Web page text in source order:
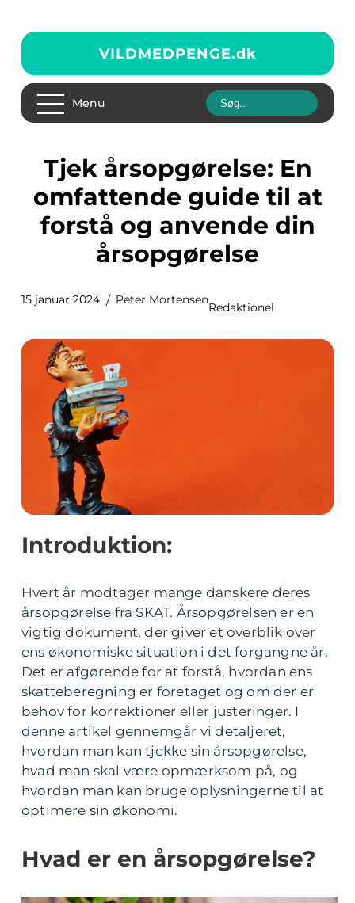
VILDMEDPENGE.dk
Menu
Tjek årsopgørelse: En
omfattende guide til at
forstå og anvende din
årsopgørelse
15 januar 2024 Peter Mortensen
Redaktionel
Introduktion:
Hvert år modtager mange danskere deres
årsopgørelse fra SKAT. Årsopgørelsen er en
vigtig dokument, der giver et overblik over
ens økonomiske situation i det forgangne år.
Det er afgørende for at forstå, hvordan ens
skatteberegning er foretaget og om der er
behov for korrektioner eller justeringer. I
denne artikel gennemgår vi detaljeret,
hvordan man kan tjekke sin årsopgørelse,
hvad man skal være opmærksom på, og
hvordan man kan bruge oplysningerne til at
optimere sin økonomi.
Hvad er en årsopgørelse?